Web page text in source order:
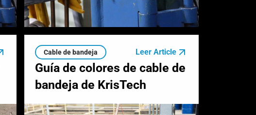
Cable de bandeja Leer Article
Guía de colores de cable de
bandeja de KrisTech